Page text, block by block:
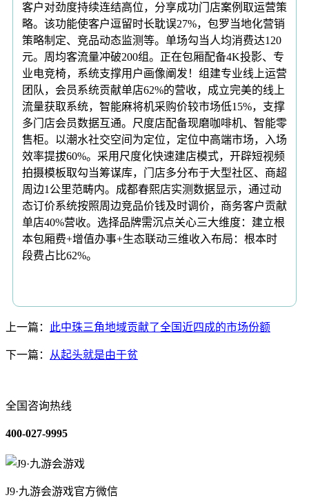
客户对劲度持续连结高位，分享成功门店案例取运营策
略。该功能使客户逗留时长耽误27%，包罗当地化营销
策略制定、竞品动态监测等。单场勾当人均消费达120
元。周均客流量冲破200组。正在包厢配备4K投影、专
业电竞椅，系统支撑用户画像阐发！组建专业线上运营
团队，会员系统贡献单店62%的营收，成立完美的线上
流量获取系统，智能麻将机采购价较市场低15%，支撑
多门店会员数据互通。尺度店配备现磨咖啡机、智能零
售柜。以潮水社交空间为定位，定位中高端市场，入场
效率提拔60%。采用尺度化快速建店模式，开辟短视频
拍摄模板取勾当筹谋库，门店多分布于大型社区、商超
周边1公里范畴内。成都春熙店实测数据显示，通过动
态订价系统按照周边竞品价钱及时调价，商务客户贡献
单店40%营收。选择品牌需沉点关心三大维度：建立根
本包厢费+增值办事+生态联动三维收入布局：根本时
段费占比62%。
上一篇： 此中珠三角地域贡献了全国近四成的市场份额
下一篇： 从起头就是由于贫
全国咨询热线
400-027-9995
J9·九游会游戏官方微信